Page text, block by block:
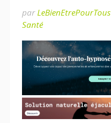
parLeBienEtrePourTous
Santé